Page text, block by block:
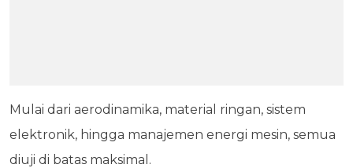
Mulai dari aerodinamika, material ringan, sistem
elektronik, hingga manajemen energi mesin, semua
diuji di batas maksimal.